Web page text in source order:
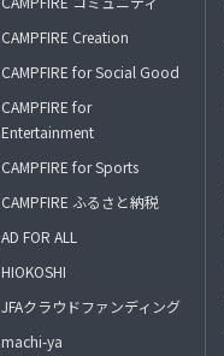
CAMPFIRE Creation
CAMPFIRE for Social Good
CAMPFIRE for
Entertainment
CAMPFIRE for Sports
CAMPFIRE ふるさと納税
AD FOR ALL
HIOKOSHI
JFAクラウドファンディング
machi-ya